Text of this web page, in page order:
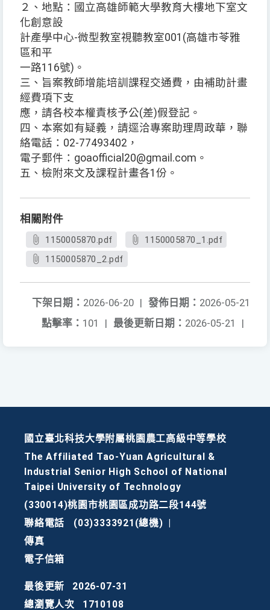
２、地點：國立高雄師範大學教育大樓地下室文
化創意設
計產學中心-微型教室視聽教室001(高雄市苓雅
區和平
一路116號)。
三、旨案教師增能培訓課程交通費，由補助計畫
經費項下支
應，請各校本權責核予公(差)假登記。
四、本案如有疑義，請逕洽專案助理周政華，聯
絡電話：02-77493402，
電子郵件：goaofficial20@gmail.com。
五、檢附來文及課程計畫各1份。
相關附件
1150005870.pdf
1150005870_1.pdf
1150005870_2.pdf
發佈日期： 2026-05-21
下架日期： 2026-06-20 |
最後更新日期： 2026-05-21 |
點擊率： 101 |
國立臺北科技大學附屬桃園農工高級中等學校
The Affiliated Tao-Yuan Agricultural &
Industrial Senior High School of National
Taipei University of Technology
(330014)桃園市桃園區成功路二段144號
聯絡電話
(03)3333921(總機)
傳真
電子信箱
最後更新
2026-07-31
總瀏覽人次
1710108